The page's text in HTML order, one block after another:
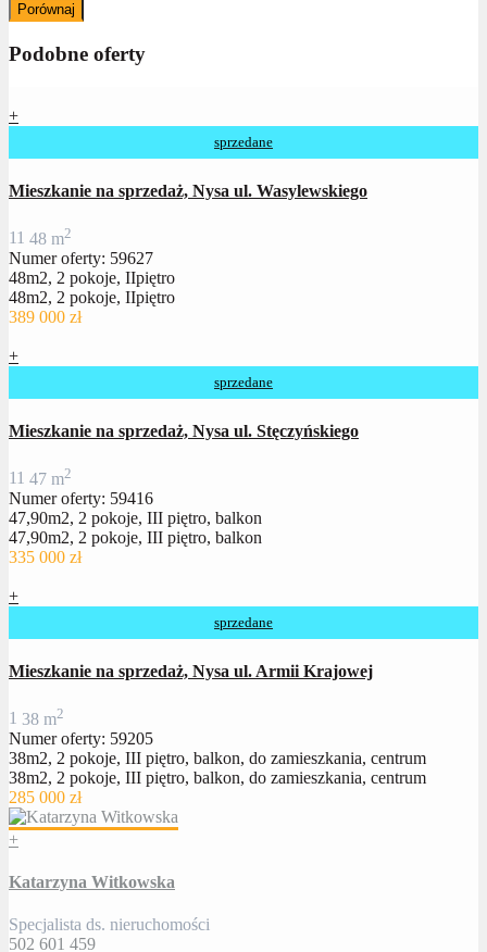
Porównaj
Podobne oferty
+
sprzedane
Mieszkanie na sprzedaż, Nysa ul. Wasylewskiego
11 48 m2
Numer oferty: 59627
48m2, 2 pokoje, IIpiętro
48m2, 2 pokoje, IIpiętro
389 000 zł
+
sprzedane
Mieszkanie na sprzedaż, Nysa ul. Stęczyńskiego
11 47 m2
Numer oferty: 59416
47,90m2, 2 pokoje, III piętro, balkon
47,90m2, 2 pokoje, III piętro, balkon
335 000 zł
+
sprzedane
Mieszkanie na sprzedaż, Nysa ul. Armii Krajowej
1 38 m2
Numer oferty: 59205
38m2, 2 pokoje, III piętro, balkon, do zamieszkania, centrum
38m2, 2 pokoje, III piętro, balkon, do zamieszkania, centrum
285 000 zł
+
Katarzyna Witkowska
Specjalista ds. nieruchomości
502 601 459